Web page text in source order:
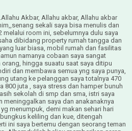
Akbar, Allahu akbar, Allahu akbar
sekali saya bisa menulis dan
melalui room ini, sebelumnya dulu saya
dibidang property rumah tangga dan
luar biasa, mobil rumah dan fasilitas
namanya cobaan saya sangat
hingga suaatu saat saya ditipu
dan membawa semua yng saya punya,
utang ke pelanggan saya totalnya 470
800 juta , saya stress dan hamper bunuh
sekolah di smp dan sma, istri saya
meninggalkan saya dan anakanaknya
menumpuk, demi makan sehari hari
keliling dan kue, ditengah
ini saya bertemu dengan seorang teman